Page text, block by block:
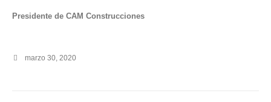
Presidente de CAM Construcciones
marzo 30, 2020